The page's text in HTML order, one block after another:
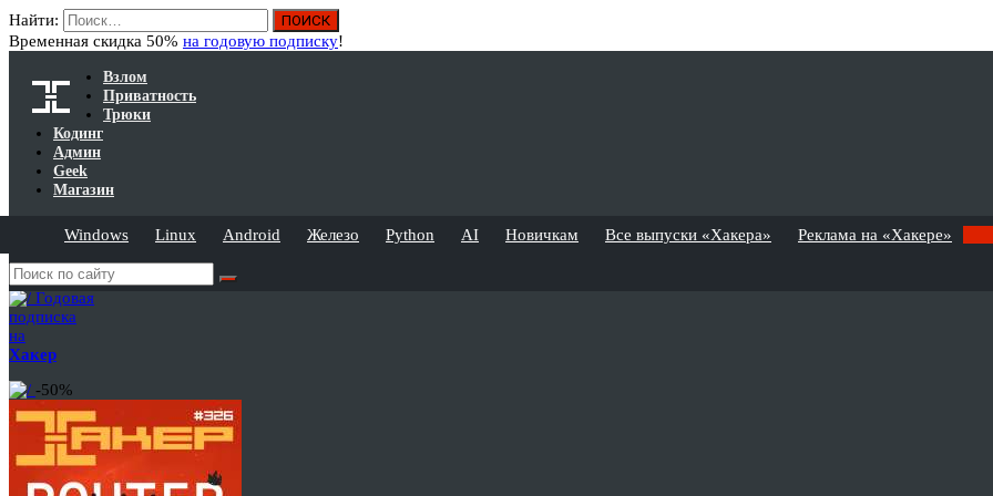
Найти:
Временная скидка 50% на годовую подписку!
Взлом
Приватность
Трюки
Кодинг
Админ
Geek
Магазин
Windows Linux Android Железо Python AI Новичкам Все выпуски «Хакера» Реклама на «Хакере»
Годовая
подписка
на
Хакер
-50%